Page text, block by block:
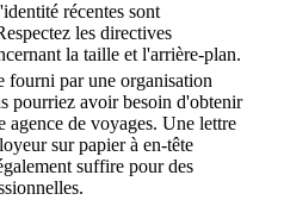
récentes sont
les directives
la taille et l'arrière-plan.
fourni par une organisation
pourriez avoir besoin d'obtenir
agence de voyages. Une lettre
sur papier à en-tête
suffire pour des